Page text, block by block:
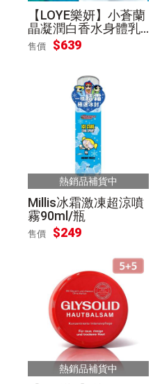
【LOYE樂妍】小蒼蘭
晶凝潤白香水身體乳
買大送小(515ML+30
ML)
售價 $639
熱銷品補貨中
Millis冰霜激凍超涼噴
霧90ml/瓶
售價 $249
熱銷品補貨中